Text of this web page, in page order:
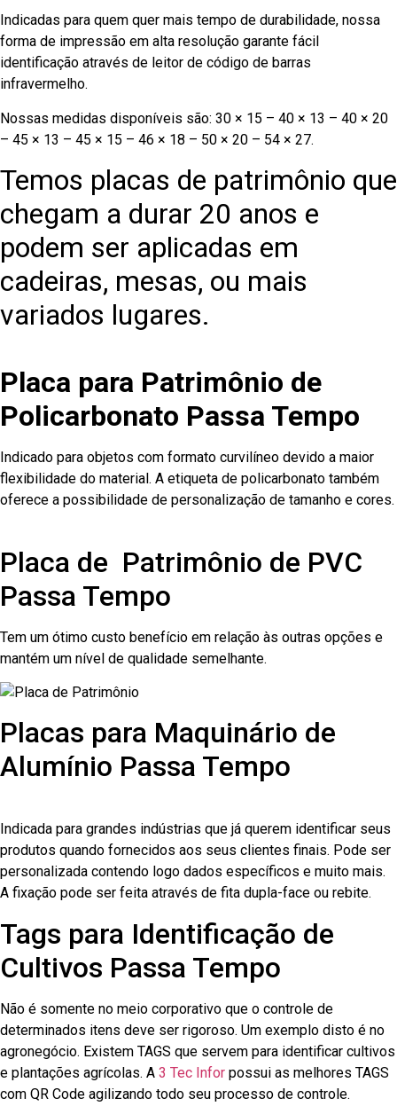
Indicadas para quem quer mais tempo de durabilidade, nossa
forma de impressão em alta resolução garante fácil
identificação através de leitor de código de barras
infravermelho.
Nossas medidas disponíveis são: 30 × 15 – 40 × 13 – 40 × 20
– 45 × 13 – 45 × 15 – 46 × 18 – 50 × 20 – 54 × 27.
Temos placas de patrimônio que
chegam a durar 20 anos e
podem ser aplicadas em
cadeiras, mesas, ou mais
variados lugares.
Placa para Patrimônio de
Policarbonato Passa Tempo
Indicado para objetos com formato curvilíneo devido a maior
flexibilidade do material. A etiqueta de policarbonato também
oferece a possibilidade de personalização de tamanho e cores.
Placa de Patrimônio de PVC
Passa Tempo
Tem um ótimo custo benefício em relação às outras opções e
mantém um nível de qualidade semelhante.
Placas para Maquinário de
Alumínio Passa Tempo
Indicada para grandes indústrias que já querem identificar seus
produtos quando fornecidos aos seus clientes finais. Pode ser
personalizada contendo logo dados específicos e muito mais.
A fixação pode ser feita através de fita dupla-face ou rebite.
Tags para Identificação de
Cultivos Passa Tempo
Não é somente no meio corporativo que o controle de
determinados itens deve ser rigoroso. Um exemplo disto é no
agronegócio. Existem TAGS que servem para identificar cultivos
e plantações agrícolas. A 3 Tec Infor possui as melhores TAGS
com QR Code agilizando todo seu processo de controle.